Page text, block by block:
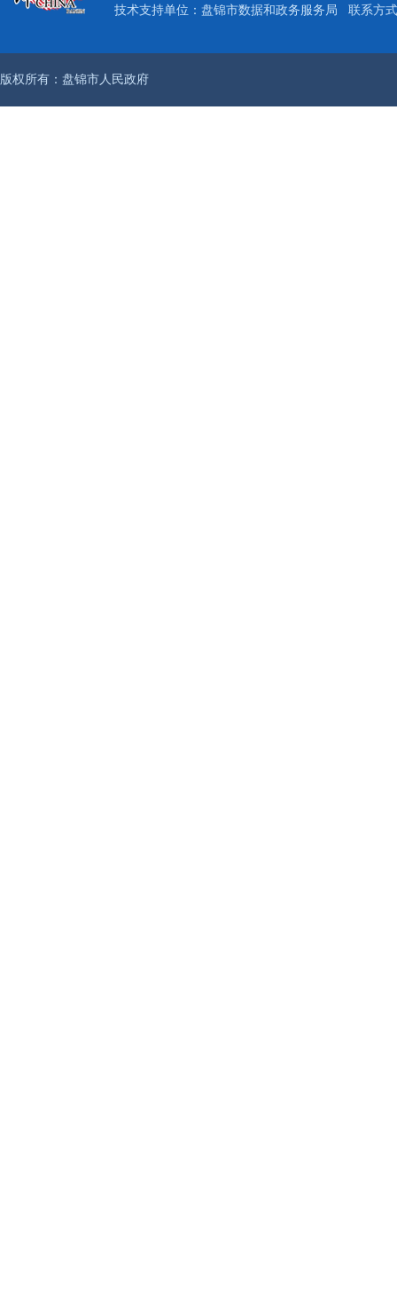
技术支持单位：盘锦市数据和政务服务局 联系方
版权所有：盘锦市人民政府